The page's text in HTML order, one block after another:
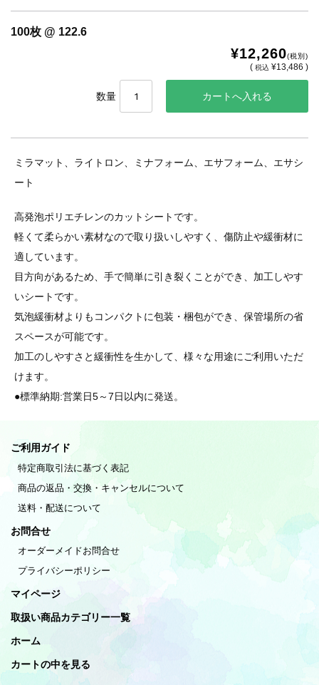
100枚 @ 122.6
¥12,260(税別)
(税込 ¥13,486 )
数量
ミラマット、ライトロン、ミナフォーム、エサフォーム、エサシ
ート
高発泡ポリエチレンのカットシートです。
軽くて柔らかい素材なので取り扱いしやすく、傷防止や緩衝材に
適しています。
目方向があるため、手で簡単に引き裂くことができ、加工しやす
いシートです。
気泡緩衝材よりもコンパクトに包装・梱包ができ、保管場所の省
スペースが可能です。
加工のしやすさと緩衝性を生かして、様々な用途にご利用いただ
けます。
●標準納期:営業日5～7日以内に発送。
ご利用ガイド
特定商取引法に基づく表記
商品の返品・交換・キャンセルについて
送料・配送について
お問合せ
オーダーメイドお問合せ
プライバシーポリシー
マイページ
取扱い商品カテゴリー一覧
ホーム
カートの中を見る